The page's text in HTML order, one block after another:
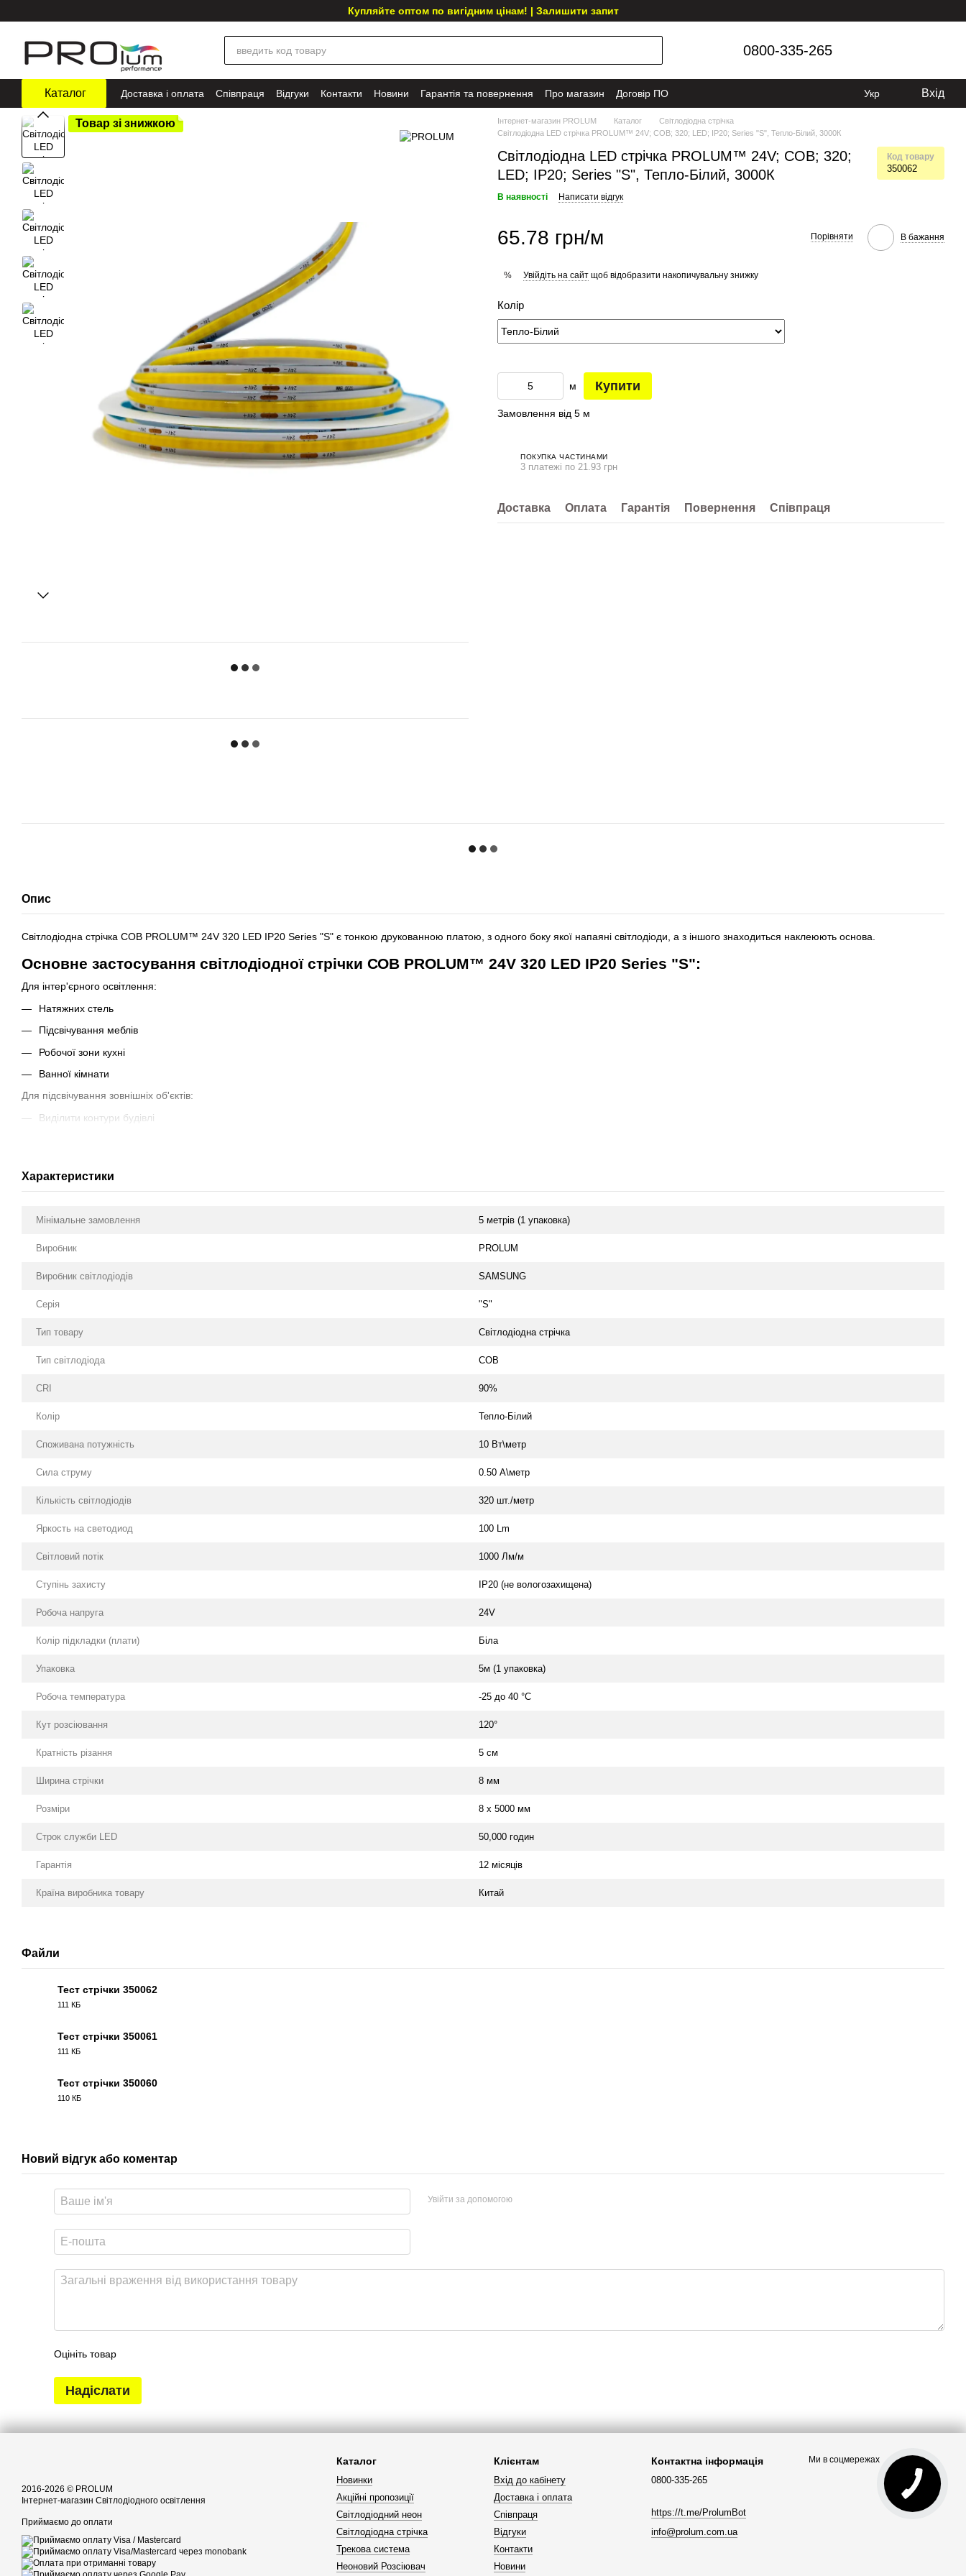
Купляйте оптом по вигідним цінам! | Залишити запит
0800-335-265
Каталог Доставка і оплата Співпраця Відгуки Контакти Новини Гарантія та повернення Про магазин Договір ПО Укр Вхід
Товар зі знижкою Інтернет-магазин PROLUM Каталог
Світлодіодна стрічка
Світлодіодна LED стрічка PROLUM™ 24V; СОВ; 320; LED; IP20; Series "S", Тепло-Білий, 3000К
Світлодіодна LED стрічка PROLUM™ 24V; СОВ; 320;
LED; IP20; Series "S", Тепло-Білий, 3000К
Код товару
350062
В наявності Написати відгук
65.78 грн/м Порівняти В бажання
% Увійдіть на сайт щоб відобразити накопичувальну знижку
Колір
м Купити
Замовлення від 5 м
ПОКУПКА ЧАСТИНАМИ
3 платежі по 21.93 грн
Доставка Оплата Гарантія Повернення Співпраця
Опис
Світлодіодна стрічка СОВ PROLUM™ 24V 320 LED IP20 Series "S" є тонкою друкованною платою, з одного боку якої напаяні світлодіоди, а з іншого знаходиться наклеюють основа.
Основне застосування світлодіодної стрічки СОВ PROLUM™ 24V 320 LED IP20 Series "S":
Для інтер'єрного освітлення:
Натяжних стель
Підсвічування меблів
Робочої зони кухні
Ванної кімнати
Для підсвічування зовнішніх об'єктів:
Виділити контури будівлі
Контурній підсвічування фар
Відповідність стандартам ROHs, CE
Економія до 90% електроенергії
Простота монтажу
Доступна вартість
Характеристики
Мінімальне замовлення 5 метрів (1 упаковка)
Виробник PROLUM
Виробник світлодіодів SAMSUNG
Серія "S"
Тип товару Світлодіодна стрічка
Тип світлодіода COB
CRI 90%
Колір Тепло-Білий
Споживана потужність 10 Вт\метр
Сила струму 0.50 А\метр
Кількість світлодіодів 320 шт./метр
Яркость на светодиод 100 Lm
Світловий потік 1000 Лм/м
Ступінь захисту IP20 (не вологозахищена)
Робоча напруга 24V
Колір підкладки (плати) Біла
Упаковка 5м (1 упаковка)
Робоча температура -25 до 40 °C
Кут розсіювання 120°
Кратність різання 5 см
Ширина стрічки 8 мм
Розміри 8 х 5000 мм
Строк служби LED 50,000 годин
Гарантія 12 місяців
Країна виробника товару Китай
Файли
Тест стрічки 350062
111 КБ
Тест стрічки 350061
111 КБ
Тест стрічки 350060
110 КБ
Новий відгук або коментар
Увійти за допомогою
Оцініть товар
Надіслати
2016-2026 © PROLUM
Інтернет-магазин Світлодіодного освітлення
Приймаємо до оплати
Каталог
Новинки
Акційні пропозиції
Світлодіодний неон
Світлодіодна стрічка
Трекова система
Неоновий Розсіювач
Клієнтам
Вхід до кабінету
Доставка і оплата
Співпраця
Відгуки
Контакти
Новини
Контактна інформація
0800-335-265
https://t.me/ProlumBot
info@prolum.com.ua
Ми в соцмережах